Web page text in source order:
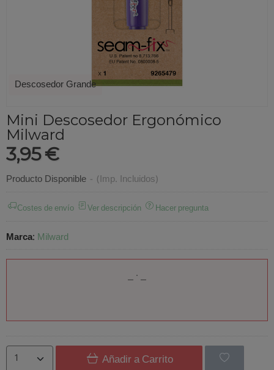
Descosedor Grande
Mini Descosedor Ergonómico
Milward
3,95 €
Producto Disponible - (Imp. Incluidos)
Costes de envío Ver descripción Hacer pregunta
Marca: Milward
Añadir a Carrito